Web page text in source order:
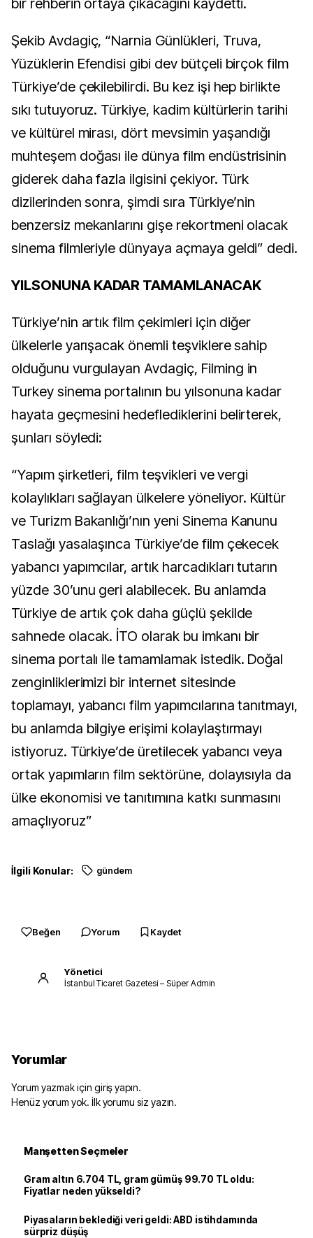
Şekib Avdagiç, “Narnia Günlükleri, Truva,
Yüzüklerin Efendisi gibi dev bütçeli birçok film
Türkiye’de çekilebilirdi. Bu kez işi hep birlikte
sıkı tutuyoruz. Türkiye, kadim kültürlerin tarihi
ve kültürel mirası, dört mevsimin yaşandığı
muhteşem doğası ile dünya film endüstrisinin
giderek daha fazla ilgisini çekiyor. Türk
dizilerinden sonra, şimdi sıra Türkiye’nin
benzersiz mekanlarını gişe rekortmeni olacak
sinema filmleriyle dünyaya açmaya geldi” dedi.
YILSONUNA KADAR TAMAMLANACAK
Türkiye’nin artık film çekimleri için diğer
ülkelerle yarışacak önemli teşviklere sahip
olduğunu vurgulayan Avdagiç, Filming in
Turkey sinema portalının bu yılsonuna kadar
hayata geçmesini hedeflediklerini belirterek,
şunları söyledi:
“Yapım şirketleri, film teşvikleri ve vergi
kolaylıkları sağlayan ülkelere yöneliyor. Kültür
ve Turizm Bakanlığı’nın yeni Sinema Kanunu
Taslağı yasalaşınca Türkiye’de film çekecek
yabancı yapımcılar, artık harcadıkları tutarın
yüzde 30’unu geri alabilecek. Bu anlamda
Türkiye de artık çok daha güçlü şekilde
sahnede olacak. İTO olarak bu imkanı bir
sinema portalı ile tamamlamak istedik. Doğal
zenginliklerimizi bir internet sitesinde
toplamayı, yabancı film yapımcılarına tanıtmayı,
bu anlamda bilgiye erişimi kolaylaştırmayı
istiyoruz. Türkiye’de üretilecek yabancı veya
ortak yapımların film sektörüne, dolayısıyla da
ülke ekonomisi ve tanıtımına katkı sunmasını
amaçlıyoruz”
İlgili Konular: gündem
Beğen Yorum Kaydet
Yönetici
İstanbul Ticaret Gazetesi – Süper Admin
Yorumlar
Yorum yazmak için giriş yapın.
Henüz yorum yok. İlk yorumu siz yazın.
Manşetten Seçmeler
Gram altın 6.704 TL, gram gümüş 99.70 TL oldu:
Fiyatlar neden yükseldi?
Piyasaların beklediği veri geldi: ABD istihdamında
sürpriz düşüş